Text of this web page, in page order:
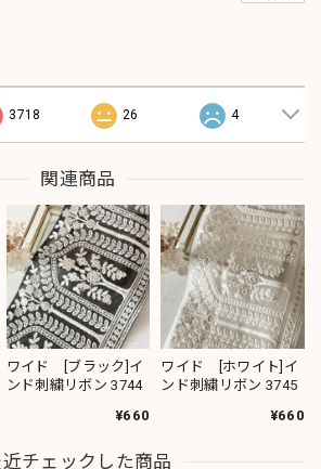
3718 26 4
関連商品
ワイド [ブラック]イ
ンド刺繍リボン 3744
¥660
ワイド [ホワイト]イ
ンド刺繍リボン 3745
¥660
チェックした商品